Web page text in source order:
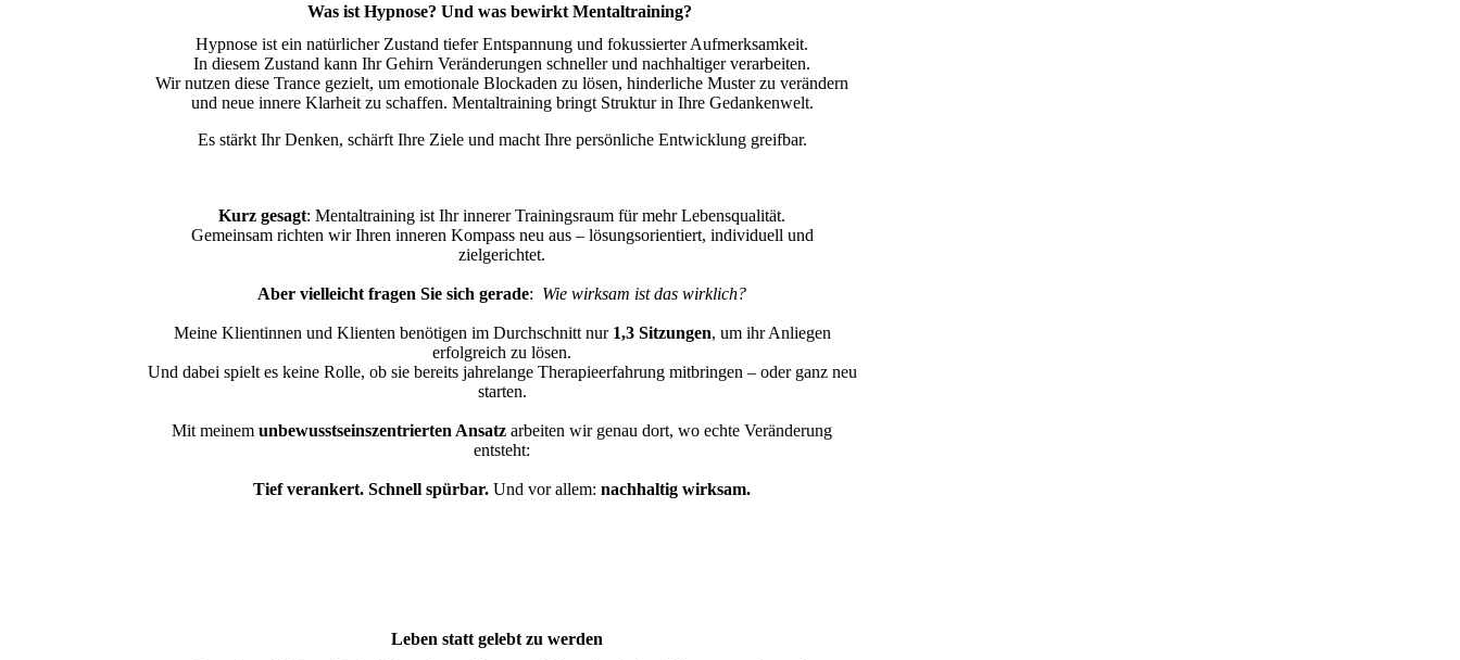
Was ist Hypnose? Und was bewirkt Mentaltraining?
Hypnose ist ein natürlicher Zustand tiefer Entspannung und fokussierter Aufmerksamkeit.
In diesem Zustand kann Ihr Gehirn Veränderungen schneller und nachhaltiger verarbeiten.
Wir nutzen diese Trance gezielt, um emotionale Blockaden zu lösen, hinderliche Muster zu verändern
und neue innere Klarheit zu schaffen. Mentaltraining bringt Struktur in Ihre Gedankenwelt.
Es stärkt Ihr Denken, schärft Ihre Ziele und macht Ihre persönliche Entwicklung greifbar.
Kurz gesagt: Mentaltraining ist Ihr innerer Trainingsraum für mehr Lebensqualität.
Gemeinsam richten wir Ihren inneren Kompass neu aus – lösungsorientiert, individuell und
zielgerichtet.
Aber vielleicht fragen Sie sich gerade: Wie wirksam ist das wirklich?
Meine Klientinnen und Klienten benötigen im Durchschnitt nur 1,3 Sitzungen, um ihr Anliegen
erfolgreich zu lösen.
Und dabei spielt es keine Rolle, ob sie bereits jahrelange Therapieerfahrung mitbringen – oder ganz neu
starten.
Mit meinem unbewusstseinszentrierten Ansatz arbeiten wir genau dort, wo echte Veränderung
entsteht:
Tief verankert. Schnell spürbar. Und vor allem: nachhaltig wirksam.
Leben statt gelebt zu werden